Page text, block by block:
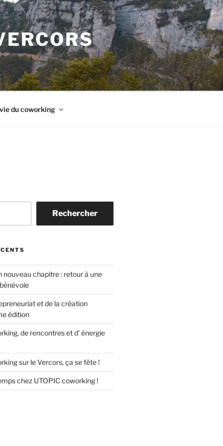
du coworking
Rechercher
nouveau chapitre : retour à une
et de la création
édition
de rencontres et d’ énergie
sur le Vercors, ça se fête !
chez UTOPIC coworking !